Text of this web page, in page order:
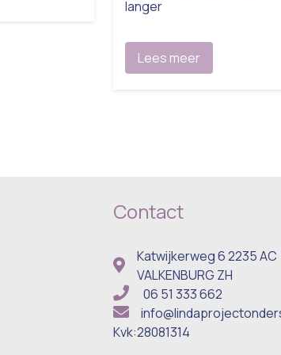
langer
Lees meer
Contact
Katwijkerweg 6 2235 AC
VALKENBURG ZH
06 51 333 662
Kvk:28081314